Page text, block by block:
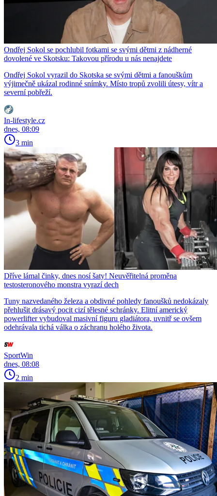
Ondřej Sokol se pochlubil fotkami se svými dětmi z nádherné
dovolené ve Skotsku: Takovou přírodu u nás nenajdete
Ondřej Sokol vyrazil do Skotska se svými dětmi a fanouškům
výjimečně ukázal rodinné snímky. Místo tropů zvolili útesy, vítr a
severní pobřeží.
In-lifestyle.cz
dnes, 08:09
3 min
Dříve lámal činky, dnes nosí šaty! Neuvěřitelná proměna
testosteronového monstra vyrazí dech
Tuny nazvedaného železa a obdivné pohledy fanoušků nedokázaly
přehlušit drásavý pocit cizí tělesné schránky. Elitní americký
powerlifter vybudoval masivní figuru gladiátora, uvnitř se ovšem
odehrávala tichá válka o záchranu holého života.
SportWin
dnes, 08:08
2 min